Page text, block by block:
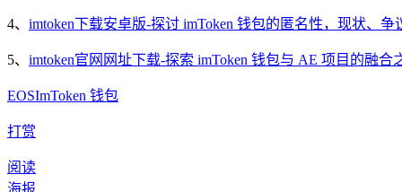
4、 imtoken下载安卓版-探讨 imToken 钱包的匿名性，现状、争
5、 imtoken官网网址下载-探索 imToken 钱包与 AE 项目的融合
EOSImToken 钱包
打赏
阅读